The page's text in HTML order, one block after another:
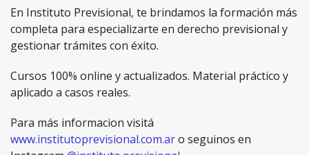
En Instituto Previsional, te brindamos la formación más
completa para especializarte en derecho previsional y
gestionar trámites con éxito.
Cursos 100% online y actualizados. Material práctico y
aplicado a casos reales.
Para más informacion visitá
www.institutoprevisional.com.aro seguinos en